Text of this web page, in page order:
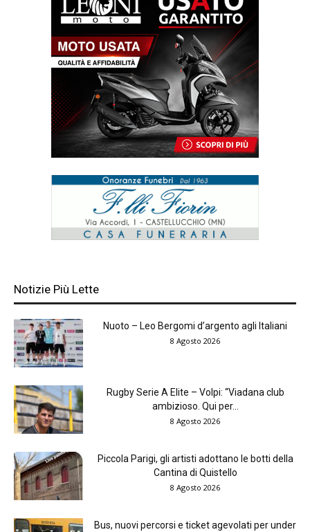
Notizie Più Lette
Nuoto – Leo Bergomi d’argento agli Italiani
8 Agosto 2026
Rugby Serie A Elite – Volpi: “Viadana club
ambizioso. Qui per...
8 Agosto 2026
Piccola Parigi, gli artisti adottano le botti della
Cantina di Quistello
8 Agosto 2026
Bus, nuovi percorsi e ticket agevolati per under